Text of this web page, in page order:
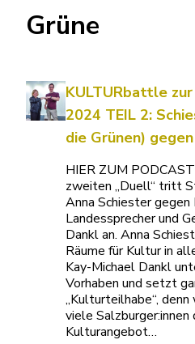
Grüne
KULTURbattle
2024 TEIL 2:
die Grünen)
HIER ZUM
zweiten „Duell“ tritt
Anna Schiester gegen
Landessprecher und
Dankl an. Anna
Räume für Kultur in
Kay-Michael Dankl
Vorhaben und setzt
„Kulturteilhabe“,
viele Salzburger:innen
Kulturangebot…